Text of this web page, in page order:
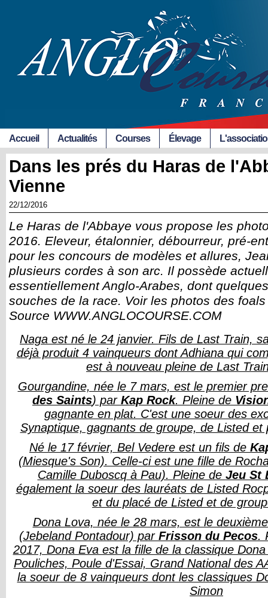
Accueil Actualités Courses Élevage
Dans les prés du Haras de
Vienne
22/12/2016
Le Haras de l'Abbaye vous propose les
2016. Eleveur, étalonnier, débourreur, pré-
pour les concours de modèles et allures,
plusieurs cordes à son arc. Il possède
essentiellement Anglo-Arabes, dont
souches de la race. Voir les photos des
Source WWW.ANGLOCOURSE.COM
Naga est né le 24 janvier. Fils de Last Train,
déjà produit 4 vainqueurs dont Adhiana qui
est à nouveau pleine de Last
Gourgandine, née le 7 mars, est le premier
des Saints) par Kap Rock. Pleine de
gagnante en plat. C'est une soeur des
Synaptique, gagnants de groupe, de Listed et
Né le 17 février, Bel Vedere est un fils de
(Miesque's Son). Celle-ci est une fille de
Camille Duboscq à Pau). Pleine de Jeu St
également la soeur des lauréats de Listed
et du placé de Listed et de
Dona Lova, née le 28 mars, est le
(Jebeland Pontadour) par Frisson du Pecos.
2017, Dona Eva est la fille de la classique
Pouliches, Poule d'Essai, Grand National des
la soeur de 8 vainqueurs dont les classiques
Simon